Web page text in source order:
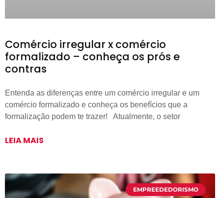
Comércio irregular x comércio
formalizado – conheça os prós e
contras
Entenda as diferenças entre um comércio irregular e um
comércio formalizado e conheça os benefícios que a
formalização podem te trazer! Atualmente, o setor
LEIA MAIS
EMPREEDEDORISMO